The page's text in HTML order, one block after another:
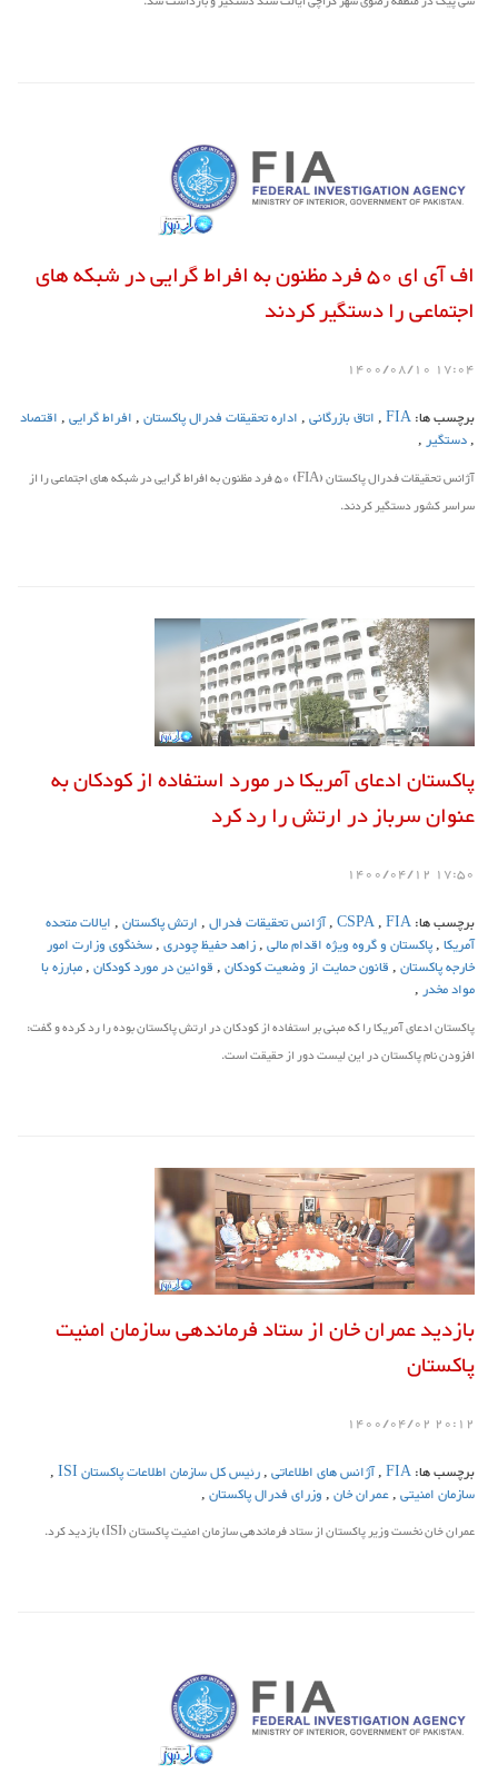
اف آی ای 50 فرد مظنون به افراط گرایی در شبکه های
اجتماعی را دستگیر کردند
17:04 1400/08/10
برچسب ها:FIA
,اتاق بازرگانی,اداره تحقیقات فدرال پاکستان,افراط گرایی,اقتصاد
,دستگیر,
آژانس تحقیقات فدرال پاکستان (FIA) 50 فرد مظنون به افراط گرایی در شبکه های اجتماعی را از
سراسر کشور دستگیر کردند.
پاکستان ادعای آمریکا در مورد استفاده از کودکان به
عنوان سرباز در ارتش را رد کرد
17:50 1400/04/12
برچسب ها:
CSPA,FIA
,آژانس تحقیقات فدرال,ارتش پاکستان,ایالات متحده
آمریکا,پاکستان و گروه ویژه اقدام مالی,زاهد حفیظ چودری,سخنگوی وزارت امور
خارجه پاکستان,قانون حمایت از وضعیت کودکان,قوانین در مورد کودکان,مبارزه با
مواد مخدر,
پاکستان ادعای آمریکا را که مبنی بر استفاده از کودکان در ارتش پاکستان بوده را رد کرده و گفت:
افزودن نام پاکستان در این لیست دور از حقیقت است.
بازدید عمران خان از ستاد فرماندهی سازمان امنیت
پاکستان
20:12 1400/04/02
برچسب ها:FIA
,آژانس های اطلاعاتی,رئیس کل سازمان اطلاعات پاکستان ISI
,
سازمان امنیتی,عمران خان,وزرای فدرال پاکستان,
عمران خان نخست وزیر پاکستان از ستاد فرماندهی سازمان امنیت پاکستان (ISI) بازدید کرد.